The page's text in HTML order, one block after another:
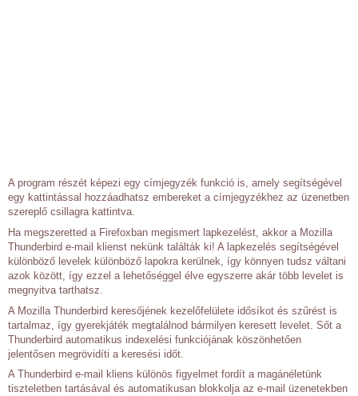
A program részét képezi egy címjegyzék funkció is, amely segítségével
egy kattintással hozzáadhatsz embereket a címjegyzékhez az üzenetben
szereplő csillagra kattintva.
Ha megszeretted a Firefoxban megismert lapkezelést, akkor a Mozilla
Thunderbird e-mail klienst nekünk találták ki! A lapkezelés segítségével
különböző levelek különböző lapokra kerülnek, így könnyen tudsz váltani
azok között, így ezzel a lehetőséggel élve egyszerre akár több levelet is
megnyitva tarthatsz.
A Mozilla Thunderbird keresőjének kezelőfelülete idősíkot és szűrést is
tartalmaz, így gyerekjáték megtalálnod bármilyen keresett levelet. Sőt a
Thunderbird automatikus indexelési funkciójának köszönhetően
jelentősen megrövidíti a keresési időt.
A Thunderbird e-mail kliens különös figyelmet fordít a magánéletünk
tiszteletben tartásával és automatikusan blokkolja az e-mail üzenetekben